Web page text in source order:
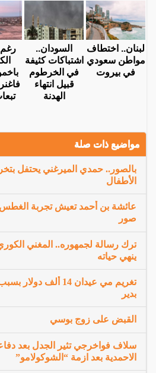
لبنان.. اختطاف
مواطن سعودي
في بيروت
السودان..
اشتباكات كثيفة
في الخرطوم
قبيل انتهاء
الهدنة
رغم
مواضيع ذات صلة
بالصور.. حمدي الميرغني يحتفل
الأطفال
عائشة بن أحمد تعيش تجربة الغطس
صور
ترك رسالة لجمهوره.. المغني
ينهي حياته
تغريم مي عيدان 14 ألف
بدير
القبض على زوج بوسي
سلاف فواخرجي تثير الجدل بعد
الاحمدية بعد ازمة “الشوكولامو”